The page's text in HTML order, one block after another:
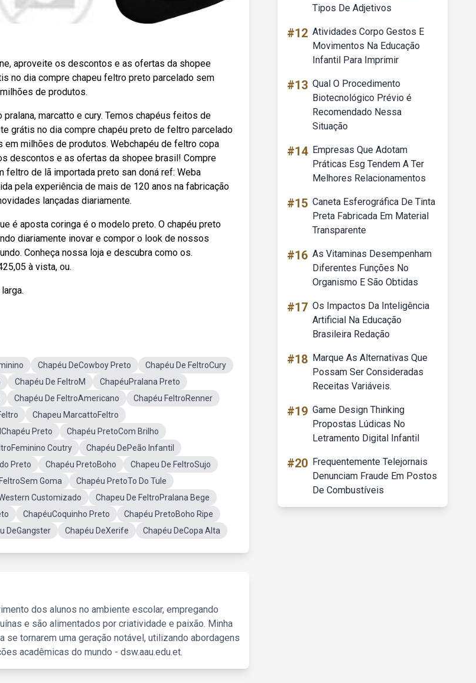
aproveite os descontos e as ofertas da shopee
no dia compre chapeu feltro preto parcelado sem
de produtos.
marcatto e cury. Temos chapéus feitos de
grátis no dia compre chapéu preto de feltro parcelado
milhões de produtos. Webchapéu de feltro copa
descontos e as ofertas da shopee brasil! Compre
feltro de lã importada preto san doná ref: Weba
pela experiência de mais de 120 anos na fabricação
lançadas diariamente.
é aposta coringa é o modelo preto. O chapéu preto
diariamente inovar e compor o look de nossos
Conheça nossa loja e descubra como os.
à vista, ou.
Chapéu DeCowboy Preto
Chapéu De FeltroCury
Chapéu De FeltroM
ChapéuPralana Preto
Chapéu De FeltroAmericano
Chapéu FeltroRenner
Chapeu MarcattoFeltro
Preto
Chapéu PretoCom Brilho
Coutry
Chapéu DePeão Infantil
Preto Chapéu PretoBoho
Chapeu De FeltroSujo
Goma
Chapéu PretoTo Do Tule
Customizado
Chapeu De FeltroPralana Bege
ChapéuCoquinho Preto
Chapéu PretoBoho Ripe
DeGangster Chapéu DeXerife Chapéu DeCopa Alta
dos alunos no ambiente escolar, empregando
e são alimentados por criatividade e paixão. Minha
tornarem uma geração notável, utilizando abordagens
acadêmicas do mundo - dsw.aau.edu.et.
Tipos De Adjetivos
#12 Atividades Corpo Gestos E
Movimentos Na Educação
Infantil Para Imprimir
#13 Qual O Procedimento
Biotecnológico Prévio é
Recomendado Nessa
Situação
#14 Empresas Que Adotam
Práticas Esg Tendem A Ter
Melhores Relacionamentos
#15 Caneta Esferográfica De Tinta
Preta Fabricada Em Material
Transparente
#16 As Vitaminas Desempenham
Diferentes Funções No
Organismo E São Obtidas
#17 Os Impactos Da Inteligência
Artificial Na Educação
Brasileira Redação
#18 Marque As Alternativas Que
Possam Ser Consideradas
Receitas Variáveis.
#19 Game Design Thinking
Propostas Lúdicas No
Letramento Digital Infantil
#20 Frequentemente Telejornais
Denunciam Fraude Em Postos
De Combustíveis